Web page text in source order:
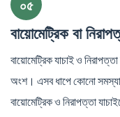
০৫
বায়োমেট্রিক বা
বায়োমেট্রিক যাচাই ও
অংশ। এসব ধাপে কোনো সমস্যা
বায়োমেট্রিক ও নিরাপত্তা